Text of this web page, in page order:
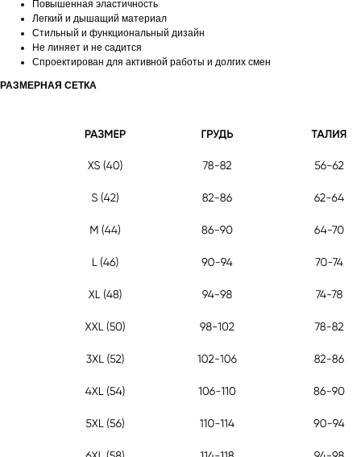
Повышенная эластичность
Легкий и дышащий материал
Стильный и функциональный дизайн
Не линяет и не садится
Спроектирован для активной работы и долгих смен
РАЗМЕРНАЯ СЕТКА